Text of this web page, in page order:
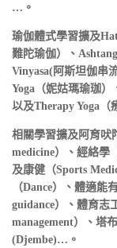
…。
瑜伽體式學習擴及
難陀瑜伽）、
Vinyasa(阿斯坦伽串
Yoga（妮姑瑪瑜珈）
以及Therapy Yoga（
相關學習擴及阿育吠
medicine）、經絡學
及康健（Sports
（Dance）、體適能
guidance）、體育志
management）、塔
(Djembe)…。